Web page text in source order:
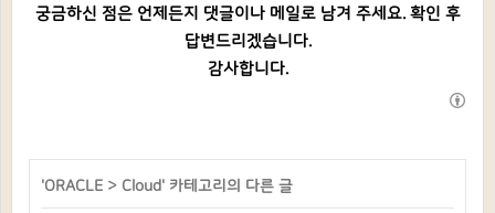
궁금하신 점은 언제든지 댓글이나 메일로 남겨 주세요. 확인 후
답변드리겠습니다.
감사합니다.
'ORACLE > Cloud' 카테고리의 다른 글